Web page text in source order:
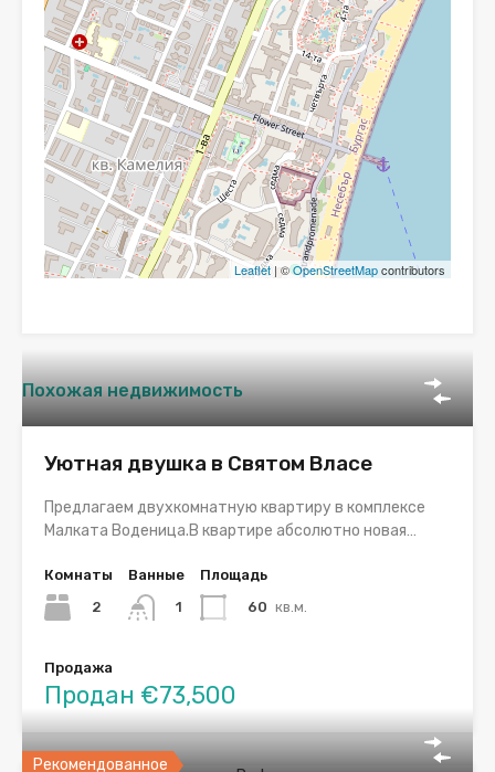
Leaflet | ©OpenStreetMapcontributors
Похожая недвижимость
Уютная двушка в Святом Власе
Предлагаем двухкомнатную квартиру в комплексе
Малката Воденица.В квартире абсолютно новая…
Комнаты
2
Ванные
1
Площадь
60 кв.м.
Продажа
Продан €73,500
Рекомендованное